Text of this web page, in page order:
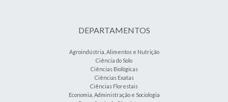
DEPARTAMENTOS
Agroindústria, Alimentos e Nutrição
Ciência do Solo
Ciências Biológicas
Ciências Exatas
Ciências Florestais
Economia, Administração e Sociologia